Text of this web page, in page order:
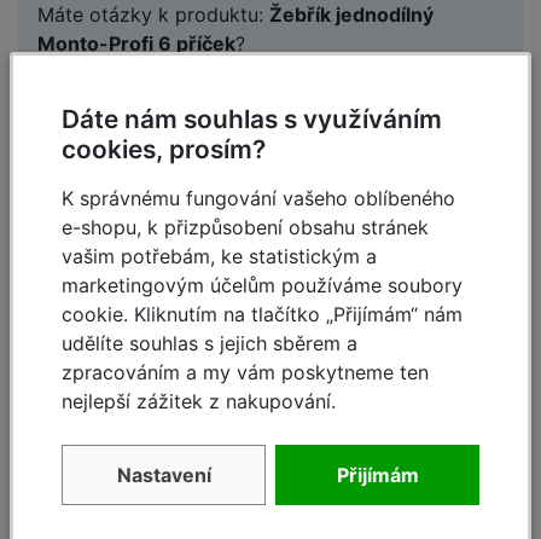
Máte otázky k produktu: Žebřík jednodílný
Monto-Profi 6 příček?
Zeptat se
Jana Vaidišová, Pumat s.r.o.,
Dobrý den,
chtěla bych se zeptat na šířku žebříku.
Děkuji.
Reagovat »
DS spol. s r.o.,
Dobrý den,
Dáte nám souhlas s využíváním
cookies, prosím?
K správnému fungování vašeho oblíbeného
e-shopu, k přizpůsobení obsahu stránek
vašim potřebám, ke statistickým a
marketingovým účelům používáme soubory
cookie. Kliknutím na tlačítko „Přijímám“ nám
udělíte souhlas s jejich sběrem a
zpracováním a my vám poskytneme ten
nejlepší zážitek z nakupování.
Nastavení Přijímám